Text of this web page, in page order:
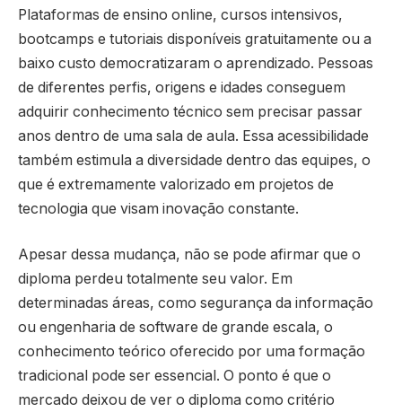
Plataformas de ensino online, cursos intensivos,
bootcamps e tutoriais disponíveis gratuitamente ou a
baixo custo democratizaram o aprendizado. Pessoas
de diferentes perfis, origens e idades conseguem
adquirir conhecimento técnico sem precisar passar
anos dentro de uma sala de aula. Essa acessibilidade
também estimula a diversidade dentro das equipes, o
que é extremamente valorizado em projetos de
tecnologia que visam inovação constante.
Apesar dessa mudança, não se pode afirmar que o
diploma perdeu totalmente seu valor. Em
determinadas áreas, como segurança da informação
ou engenharia de software de grande escala, o
conhecimento teórico oferecido por uma formação
tradicional pode ser essencial. O ponto é que o
mercado deixou de ver o diploma como critério